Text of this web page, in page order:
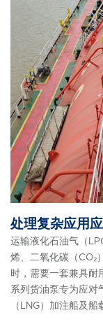
处理复杂应用
运输液化石油气（
烯、二氧化碳（CO₂
时，需要一套兼具耐
系列货油泵专为应对
（LNG）加注船及